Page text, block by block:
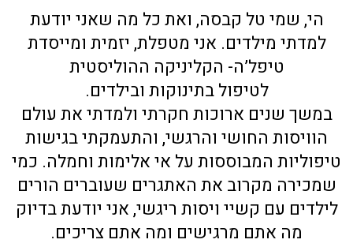
הי, שמי טל קבסה, ואת כל מה שאני יודעת
למדתי מילדים. אני מטפלת, יזמית ומייסדת
טיפל’ה- הקליניקה ההוליסטית
לטיפול בתינוקות ובילדים.
במשך שנים ארוכות חקרתי ולמדתי את עולם
הוויסות החושי והרגשי, והתעמקתי בגישות
טיפוליות המבוססות על אי אלימות וחמלה. כמי
שמכירה מקרוב את האתגרים שעוברים הורים
לילדים עם קשיי ויסות ריגשי, אני יודעת בדיוק
מה אתם מרגישים ומה אתם צריכים.